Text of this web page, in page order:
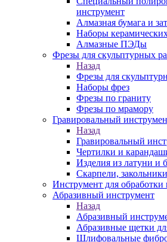
инструмент
Алмазная бумага и
Наборы
Алмазные ПЭДы
Фрезы для скульптурных
Назад
Фрезы для
Наборы фрез
Фрезы по граниту
Фрезы по мрамору
Гравировальный
Назад
Гравировальный
Чертилки и
Изделия из латуни и
Скарпели,
Инструмент для
Абразивный инструмент
Назад
Абразивный
Абразивные щетки
Шлифовальные